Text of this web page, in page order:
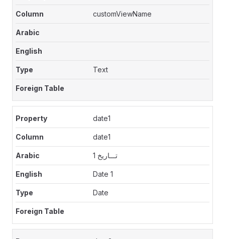
customViewName
Text
date1
date1
تـــاريخ 1
Date 1
Date